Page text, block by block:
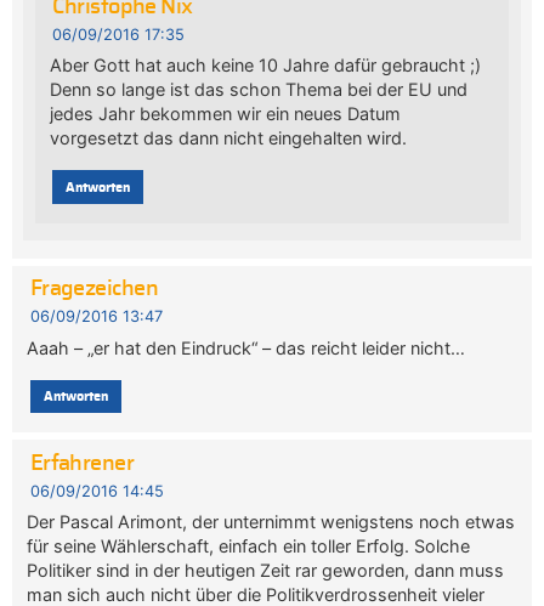
Christophe Nix
06/09/2016 17:35
Aber Gott hat auch keine 10 Jahre dafür gebraucht ;)
Denn so lange ist das schon Thema bei der EU und
jedes Jahr bekommen wir ein neues Datum
vorgesetzt das dann nicht eingehalten wird.
Antworten
Fragezeichen
06/09/2016 13:47
Aaah – „er hat den Eindruck“ – das reicht leider nicht…
Antworten
Erfahrener
06/09/2016 14:45
Der Pascal Arimont, der unternimmt wenigstens noch etwas
für seine Wählerschaft, einfach ein toller Erfolg. Solche
Politiker sind in der heutigen Zeit rar geworden, dann muss
man sich auch nicht über die Politikverdrossenheit vieler